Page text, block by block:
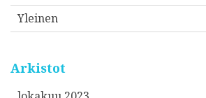
Yleinen
Arkistot